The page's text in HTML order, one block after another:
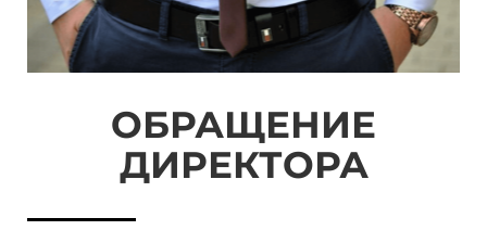
ОБРАЩЕНИЕ
ДИРЕКТОРА